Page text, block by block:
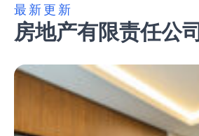
最新更新
房地产有限责任公司